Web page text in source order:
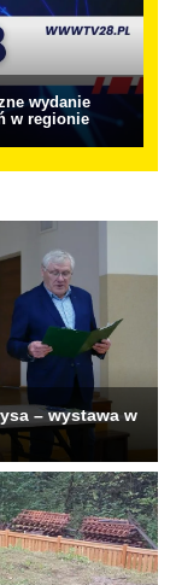
wydanie
w regionie
– wystawa w